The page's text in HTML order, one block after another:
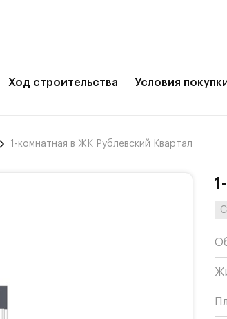
Ход строительства Условия
1-комнатная в ЖК Рублевский Квартал